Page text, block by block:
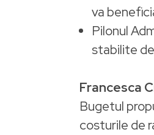
va
Pilonul
stabilite
Francesca
Bugetul
costurile de